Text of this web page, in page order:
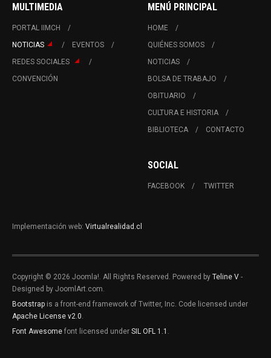
MULTIMEDIA
PORTAL IIMCH
NOTICIAS
EVENTOS
REDES SOCIALES
CONVENCIÓN
MENÚ PRINCIPAL
HOME
QUIÉNES SOMOS
NOTICIAS
BOLSA DE TRABAJO
OBITUARIO
CULTURA E HISTORIA
BIBLIOTECA
CONTACTO
SOCIAL
FACEBOOK TWITTER
Implementación web: Virtualrealidad.cl
Copyright © 2026 Joomla!. All Rights Reserved. Powered by Teline V -
Designed by JoomlArt.com.
Bootstrap is a front-end framework of Twitter, Inc. Code licensed under
Apache License v2.0
Font Awesome font licensed under SIL OFL 1.1